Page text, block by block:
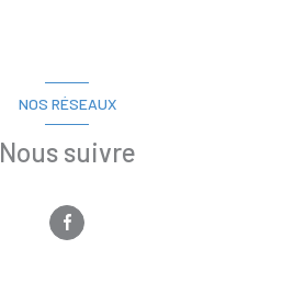
NOS RÉSEAUX
Nous suivre